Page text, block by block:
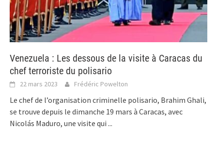
Venezuela : Les dessous de la visite à Caracas du
chef terroriste du polisario
22 mars 2023 Frédéric Powelton
Le chef de l’organisation criminelle polisario, Brahim Ghali,
se trouve depuis le dimanche 19 mars à Caracas, avec
Nicolás Maduro, une visite qui ...